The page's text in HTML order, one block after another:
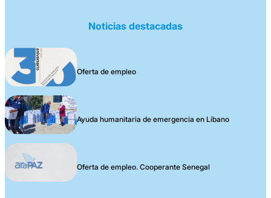
Noticias destacadas
Oferta de empleo
Ayuda humanitaria de emergencia en Líbano
Oferta de empleo. Cooperante Senegal